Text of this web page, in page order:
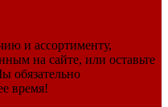
и ассортименту,
на сайте, или оставьте
обязательно
время!